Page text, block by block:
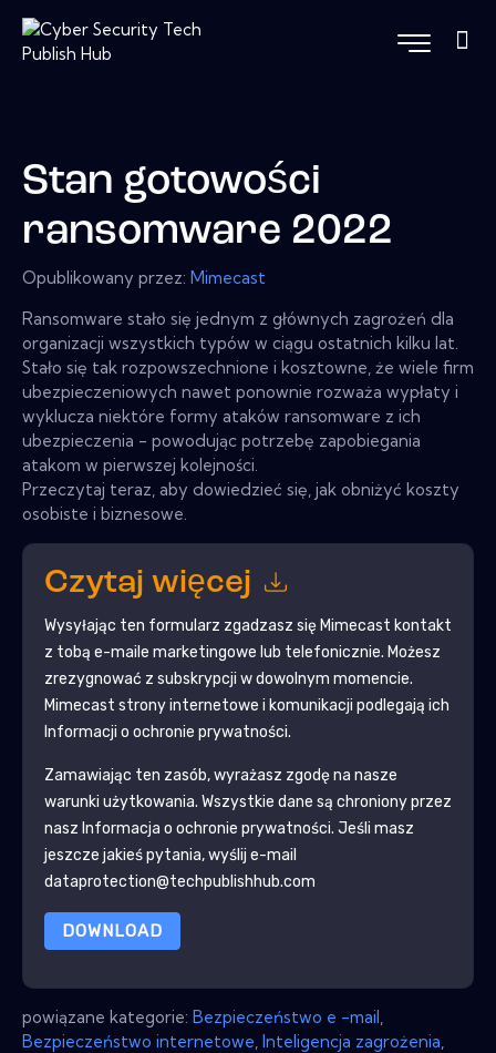
Stan gotowości
ransomware 2022
Opublikowany przez: Mimecast
Ransomware stało się jednym z głównych zagrożeń dla
organizacji wszystkich typów w ciągu ostatnich kilku lat.
Stało się tak rozpowszechnione i kosztowne, że wiele firm
ubezpieczeniowych nawet ponownie rozważa wypłaty i
wyklucza niektóre formy ataków ransomware z ich
ubezpieczenia - powodując potrzebę zapobiegania
atakom w pierwszej kolejności.
Przeczytaj teraz, aby dowiedzieć się, jak obniżyć koszty
osobiste i biznesowe.
Czytaj więcej
Wysyłając ten formularz zgadzasz się Mimecast kontakt
z tobą e-maile marketingowe lub telefonicznie. Możesz
zrezygnować z subskrypcji w dowolnym momencie.
Mimecast strony internetowe i komunikacji podlegają ich
Informacji o ochronie prywatności.
Zamawiając ten zasób, wyrażasz zgodę na nasze
warunki użytkowania. Wszystkie dane są chroniony przez
nasz Informacja o ochronie prywatności. Jeśli masz
jeszcze jakieś pytania, wyślij e-mail
dataprotection@techpublishhub.com
DOWNLOAD
powiązane kategorie: Bezpieczeństwo e -mail
Bezpieczeństwo internetowe Inteligencja zagrożenia